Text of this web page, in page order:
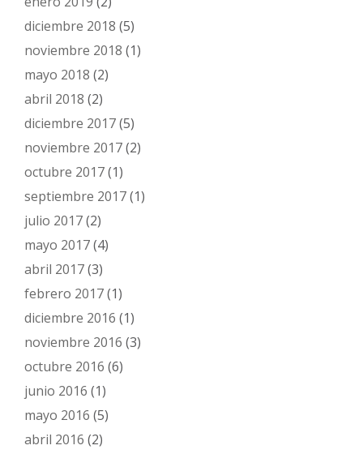
diciembre 2018 (5)
noviembre 2018 (1)
mayo 2018 (2)
abril 2018 (2)
diciembre 2017(5)
noviembre 2017(2)
octubre 2017(1)
septiembre 2017(1)
julio 2017(2)
mayo 2017(4)
abril 2017(3)
febrero 2017(1)
diciembre 2016 (1)
noviembre 2016 (3)
octubre 2016 (6)
junio 2016 (1)
mayo 2016 (5)
abril 2016 (2)